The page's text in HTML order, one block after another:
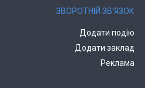
ЗВОРОТНІЙ ЗВ’ЯЗОК
Додати подію
Додати заклад
Реклама